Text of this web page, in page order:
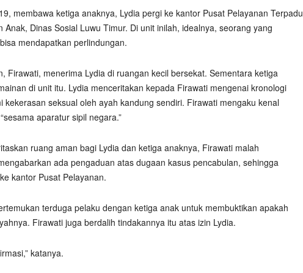
membawa ketiga anaknya, Lydia pergi ke kantor Pusat Pelayanan Terpadu
Dinas Sosial Luwu Timur. Di unit inilah, idealnya, seorang yang
mendapatkan perlindungan.
Firawati, menerima Lydia di ruangan kecil bersekat. Sementara ketiga
di unit itu. Lydia menceritakan kepada Firawati mengenai kronologi
kekerasan seksual oleh ayah kandung sendiri. Firawati mengaku kenal
aparatur sipil negara.”
ruang aman bagi Lydia dan ketiga anaknya, Firawati malah
ada pengaduan atas dugaan kasus pencabulan, sehingga
kantor Pusat Pelayanan.
terduga pelaku dengan ketiga anak untuk membuktikan apakah
Firawati juga berdalih tindakannya itu atas izin Lydia.
katanya.